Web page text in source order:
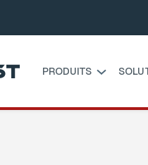
PRODUITS